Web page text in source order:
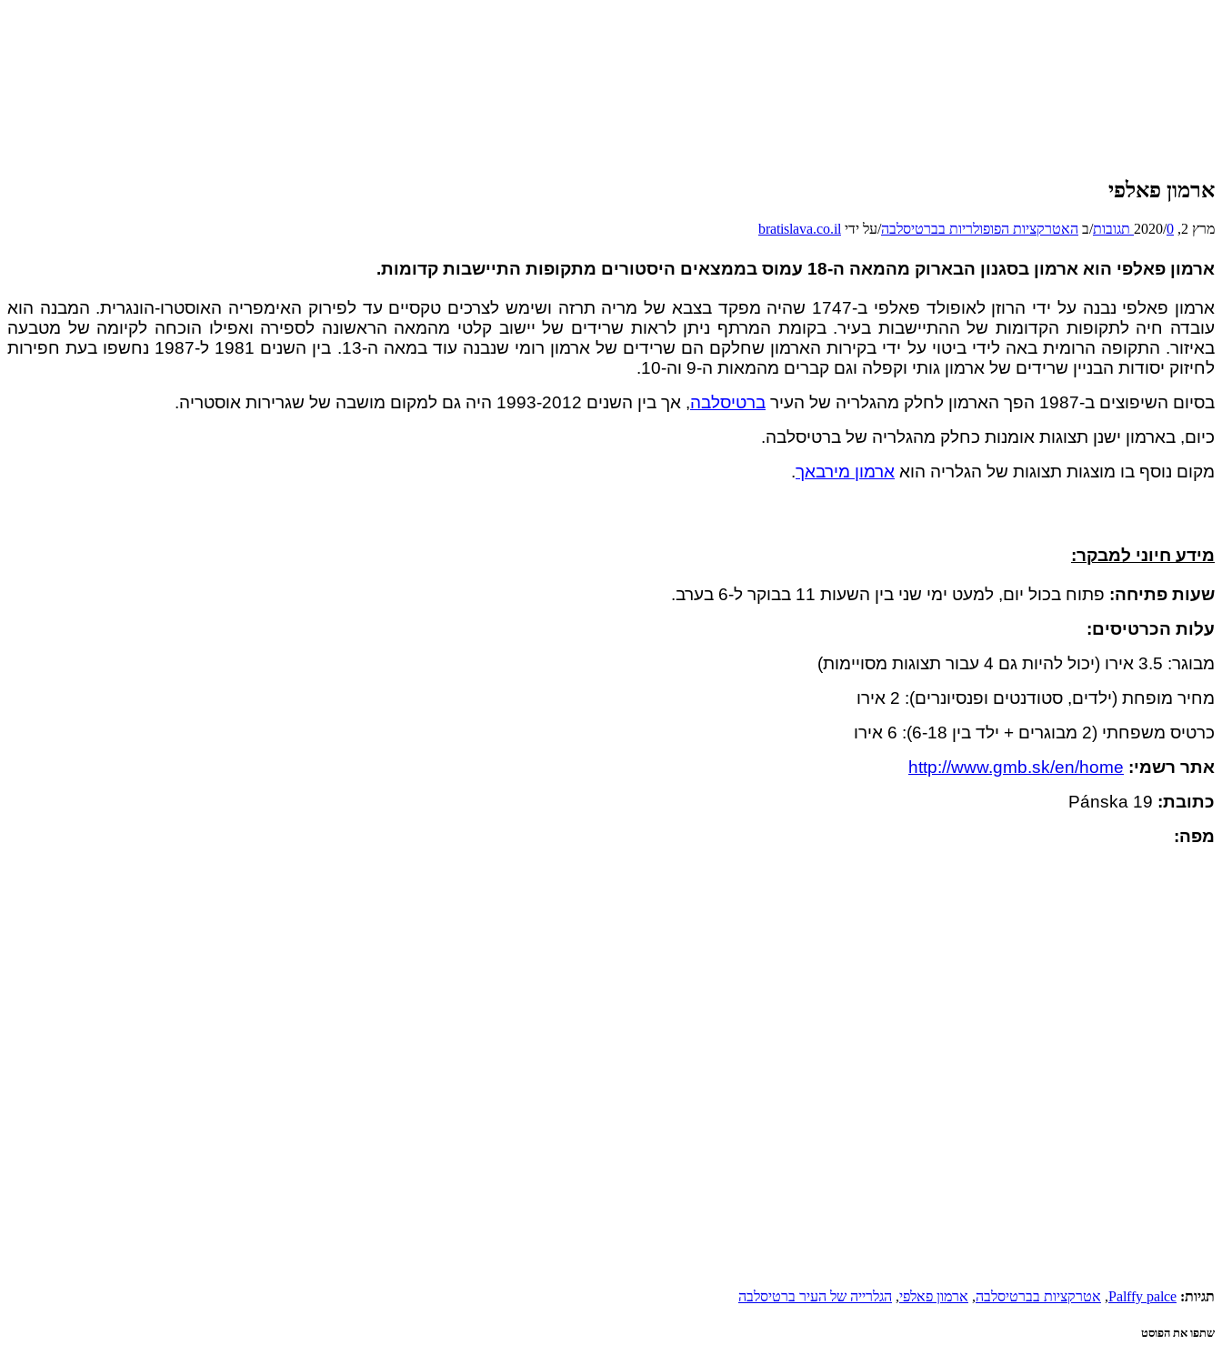
ארמון פאלפי
מרץ 2, 2020 /0 תגובות /ב האטרקציות הפופולריות בברטיסלבה/על ידי bratislava.co.il
ארמון פאלפי הוא ארמון בסגנון הבארוק מהמאה ה-18 עמוס בממצאים היסטורים מתקופות התיישבות קדומות.
ארמון פאלפי נבנה על ידי הרוזן לאופולד פאלפי ב-1747 שהיה מפקד בצבא של מריה תרזה ושימש לצרכים טקסיים עד לפירוק האימפריה האוסטרו-הונגרית. המבנה הוא
עובדה חיה לתקופות הקדומות של ההתיישבות בעיר. בקומת המרתף ניתן לראות שרידים של יישוב קלטי מהמאה הראשונה לספירה ואפילו הוכחה לקיומה של מטבעה
באיזור. התקופה הרומית באה לידי ביטוי על ידי בקירות הארמון שחלקם הם שרידים של ארמון רומי שנבנה עוד במאה ה-13. בין השנים 1981 ל-1987 נחשפו בעת חפירות
לחיזוק יסודות הבניין שרידים של ארמון גותי וקפלה וגם קברים מהמאות ה-9 וה-10.
בסיום השיפוצים ב-1987 הפך הארמון לחלק מהגלריה של העיר
ברטיסלבה, אך בין השנים 1993-2012 היה גם למקום מושבה של שגרירות אוסטריה.
כיום, בארמון ישנן תצוגות אומנות כחלק מהגלריה של ברטיסלבה.
מקום נוסף בו מוצגות תצוגות של הגלריה הוא ארמון מירבאך.
מידע חיוני למבקר:
שעות פתיחה: פתוח בכול יום, למעט ימי שני בין השעות 11 בבוקר ל-6 בערב.
עלות הכרטיסים:
מבוגר: 3.5 אירו (יכול להיות גם 4 עבור תצוגות מסויימות)
מחיר מופחת (ילדים, סטודנטים ופנסיונרים): 2 אירו
כרטיס משפחתי (2 מבוגרים + ילד בין 6-18): 6 אירו
אתר רשמי: http://www.gmb.sk/en/home
כתובת:
מפה:
תגיות: Palffy palce
, אטרקציות בברטיסלבה, ארמון פאלפי, הגלרייה של העיר ברטיסלבה
שתפו את הפוסט